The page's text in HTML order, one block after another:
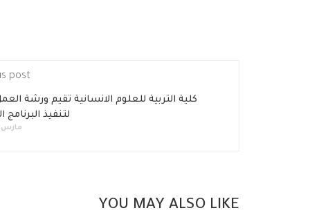
post
كلية التربية للعلوم الانسانية تقيم ورشة
لتنفيذ البرنامج
مارس 26, 2019
YOU MAY ALSO LIKE